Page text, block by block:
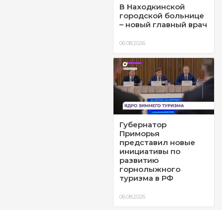
В Находкинской
городской больнице
– новый главный врач
06.08.2026
Губернатор
Приморья
представил новые
инициативы по
развитию
горнолыжного
туризма в РФ
06.08.2026